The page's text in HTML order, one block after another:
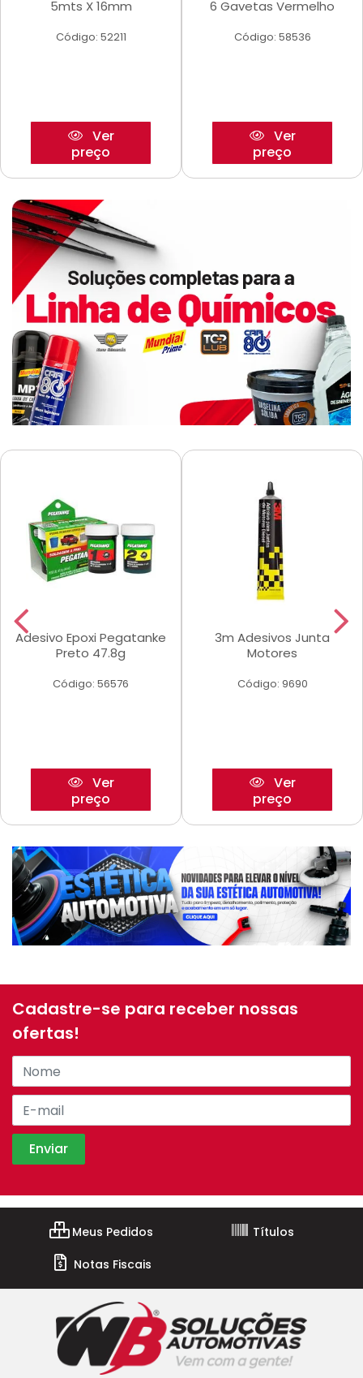
5mts X 16mm
Código: 52211
Ver
preço
6 Gavetas Vermelho
Código: 58536
Ver
preço
Adesivo Epoxi Pegatanke
Preto 47.8g
Código: 56576
Ver
preço
3m Adesivos Junta
Motores
Código: 9690
Ver
preço
Cadastre-se para receber nossas
ofertas!
Meus Pedidos
Títulos
Notas Fiscais